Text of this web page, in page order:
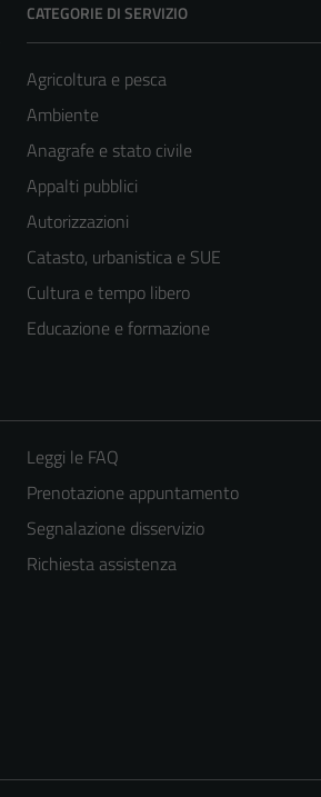
CATEGORIE DI SERVIZIO
Agricoltura e pesca
Ambiente
Anagrafe e stato civile
Appalti pubblici
Autorizzazioni
Catasto, urbanistica e SUE
Cultura e tempo libero
Educazione e formazione
Leggi le FAQ
Prenotazione appuntamento
Segnalazione disservizio
Richiesta assistenza